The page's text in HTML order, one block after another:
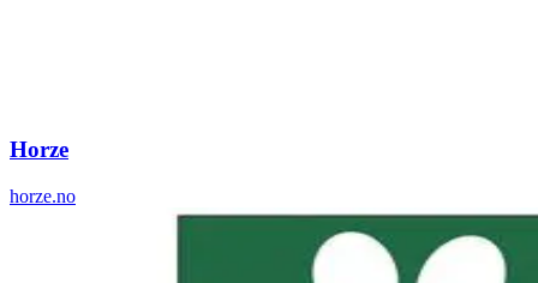
Horze
horze.no